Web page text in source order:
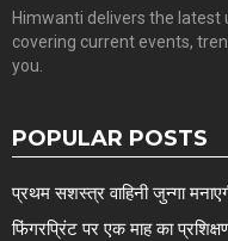
Himwanti delivers the latest
covering current events,
you.
POPULAR POSTS
प्रथम सशस्त्र वाहिनी जुन्गा
फिंगरप्रिंट पर एक माह का